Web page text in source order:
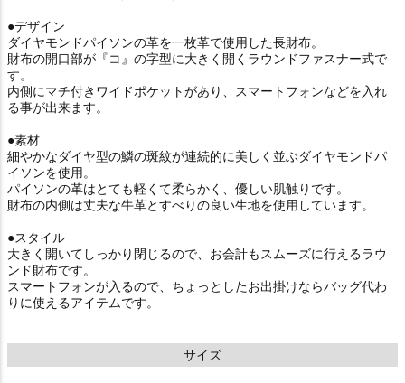
●デザイン
ダイヤモンドパイソンの革を一枚革で使用した長財布。
財布の開口部が『コ』の字型に大きく開くラウンドファスナー式で
す。
内側にマチ付きワイドポケットがあり、スマートフォンなどを入れ
る事が出来ます。
●素材
細やかなダイヤ型の鱗の斑紋が連続的に美しく並ぶダイヤモンドパ
イソンを使用。
パイソンの革はとても軽くて柔らかく、優しい肌触りです。
財布の内側は丈夫な牛革とすべりの良い生地を使用しています。
●スタイル
大きく開いてしっかり閉じるので、お会計もスムーズに行えるラウ
ンド財布です。
スマートフォンが入るので、ちょっとしたお出掛けならバッグ代わ
りに使えるアイテムです。
サイズ